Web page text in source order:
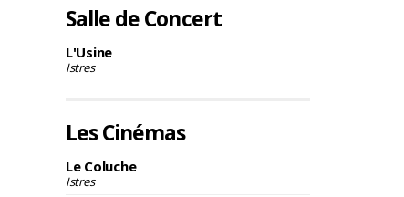
Salle de Concert
L'Usine
Istres
Les Cinémas
Le Coluche
Istres